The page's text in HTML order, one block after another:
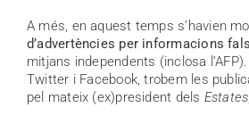
A més, en aquest temps s’havien
d’advertències per informacions
mitjans independents (inclosa
Twitter i Facebook, trobem les
pel mateix (ex)president dels Estates